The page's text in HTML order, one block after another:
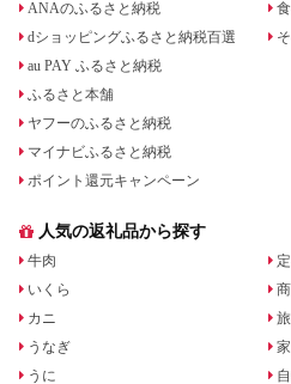
ANAのふるさと納税
dショッピングふるさと納税百選
au PAY ふるさと納税
ふるさと本舗
ヤフーのふるさと納税
マイナビふるさと納税
ポイント還元キャンペーン
人気の返礼品から探す
牛肉
いくら
カニ
うなぎ
うに